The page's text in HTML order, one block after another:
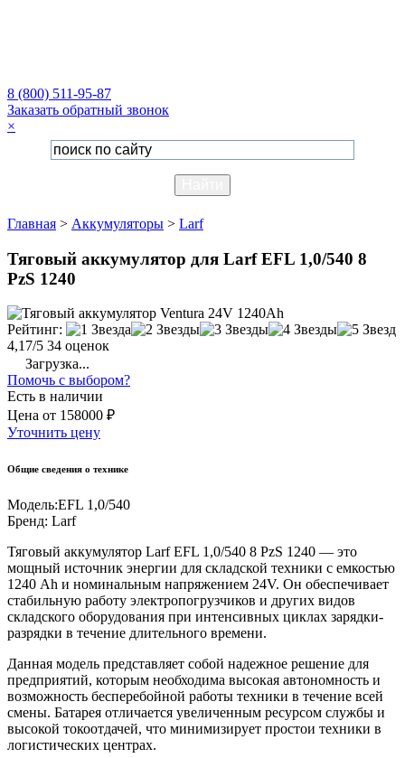
8 (800) 511-95-87
Заказать обратный звонок
×
Главная > Аккумуляторы > Larf
Тяговый аккумулятор для Larf EFL 1,0/540 8
PzS 1240
Рейтинг:
4,17/5 34 оценок
Загрузка...
Помочь с выбором?
Есть в наличии
Цена от 158000 ₽
Уточнить цену
Общие сведения о технике
Модель:EFL 1,0/540
Бренд: Larf
Тяговый аккумулятор Larf EFL 1,0/540 8 PzS 1240 — это
мощный источник энергии для складской техники с емкостью
1240 Ah и номинальным напряжением 24V. Он обеспечивает
стабильную работу электропогрузчиков и других видов
складского оборудования при интенсивных циклах зарядки-
разрядки в течение длительного времени.
Данная модель представляет собой надежное решение для
предприятий, которым необходима высокая автономность и
возможность бесперебойной работы техники в течение всей
смены. Батарея отличается увеличенным ресурсом службы и
высокой токоотдачей, что минимизирует простои техники в
логистических центрах.